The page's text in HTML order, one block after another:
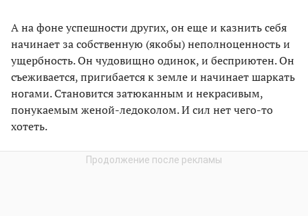
А на фоне успешности других, он еще и казнить себя
начинает за собственную (якобы) неполноценность и
ущербность. Он чудовищно одинок, и бесприютен. Он
съеживается, пригибается к земле и начинает шаркать
ногами. Становится затюканным и некрасивым,
понукаемым женой-ледоколом. И сил нет чего-то
хотеть.